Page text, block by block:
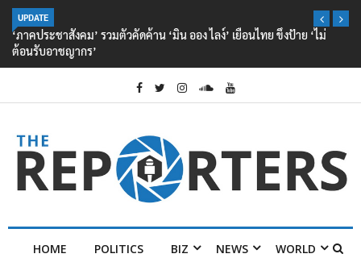
UPDATE
‘ภาคประชาสังคม’ รวมตัวคัดค้าน ‘มิน ออง ไลง์’ เยือนไทย ขึงป้าย ‘ไม่
ต้อนรับอาชญากร’
HOME POLITICS BIZ NEWS WORLD